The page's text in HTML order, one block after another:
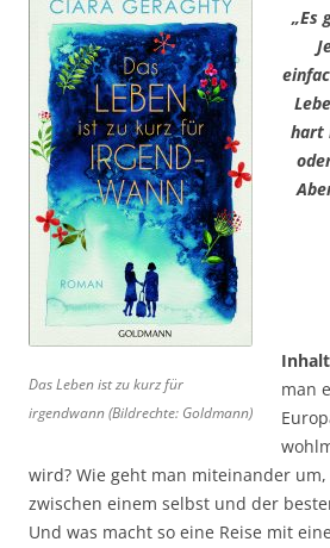
Das Leben ist zu kurz für
irgendwann (Bildrechte: Goldmann)
„Es
hart
man
wird? Wie geht man miteinander um,
zwischen einem selbst und der
Und was macht so eine Reise mit